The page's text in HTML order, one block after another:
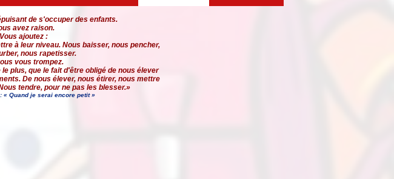
de s'occuper des enfants.
avez raison.
Vous ajoutez :
à leur niveau. Nous baisser, nous pencher,
nous rapetisser.
vous trompez.
plus, que le fait d'être obligé de nous élever
De nous élever, nous étirer, nous mettre
tendre, pour ne pas les blesser.»
« Quand je serai encore petit »